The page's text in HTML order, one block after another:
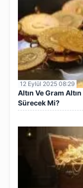
12 Eylül 2025 08:29
Altın Ve Gram
Sürecek Mi?